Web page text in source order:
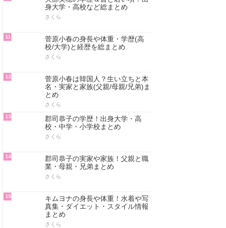
身大学・高校など総まとめ
さくら
11
菅原小春の身長や体重・学歴(高
校/大学)と経歴を総まとめ
さくら
12
菅原小春は韓国人？生い立ちと本
名・実家と家族(父親/母親/兄弟)ま
とめ
さくら
13
郡司恭子の学歴！出身大学・高
校・中学・小学校まとめ
さくら
14
郡司恭子の実家や家族！父親と職
業・母親・兄弟まとめ
さくら
15
キムヨナの身長や体重！水着や写
真集・ダイエット・スタイル情報
まとめ
さくら